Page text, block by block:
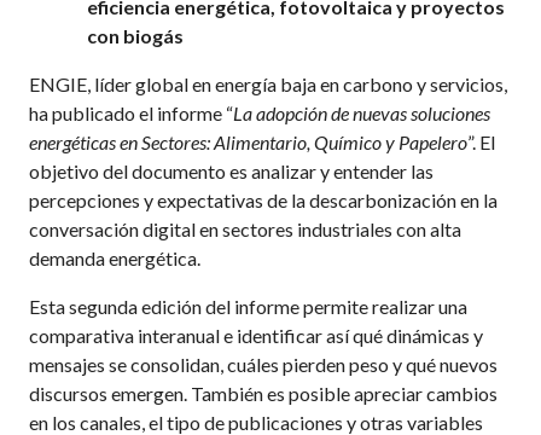
eficiencia energética, fotovoltaica y proyectos
con biogás
ENGIE, líder global en energía baja en carbono y servicios,
ha publicado el informe “La adopción de nuevas soluciones
energéticas en Sectores: Alimentario, Químico y Papelero”. El
objetivo del documento es analizar y entender las
percepciones y expectativas de la descarbonización en la
conversación digital en sectores industriales con alta
demanda energética.
Esta segunda edición del informe permite realizar una
comparativa interanual e identificar así qué dinámicas y
mensajes se consolidan, cuáles pierden peso y qué nuevos
discursos emergen. También es posible apreciar cambios
en los canales, el tipo de publicaciones y otras variables